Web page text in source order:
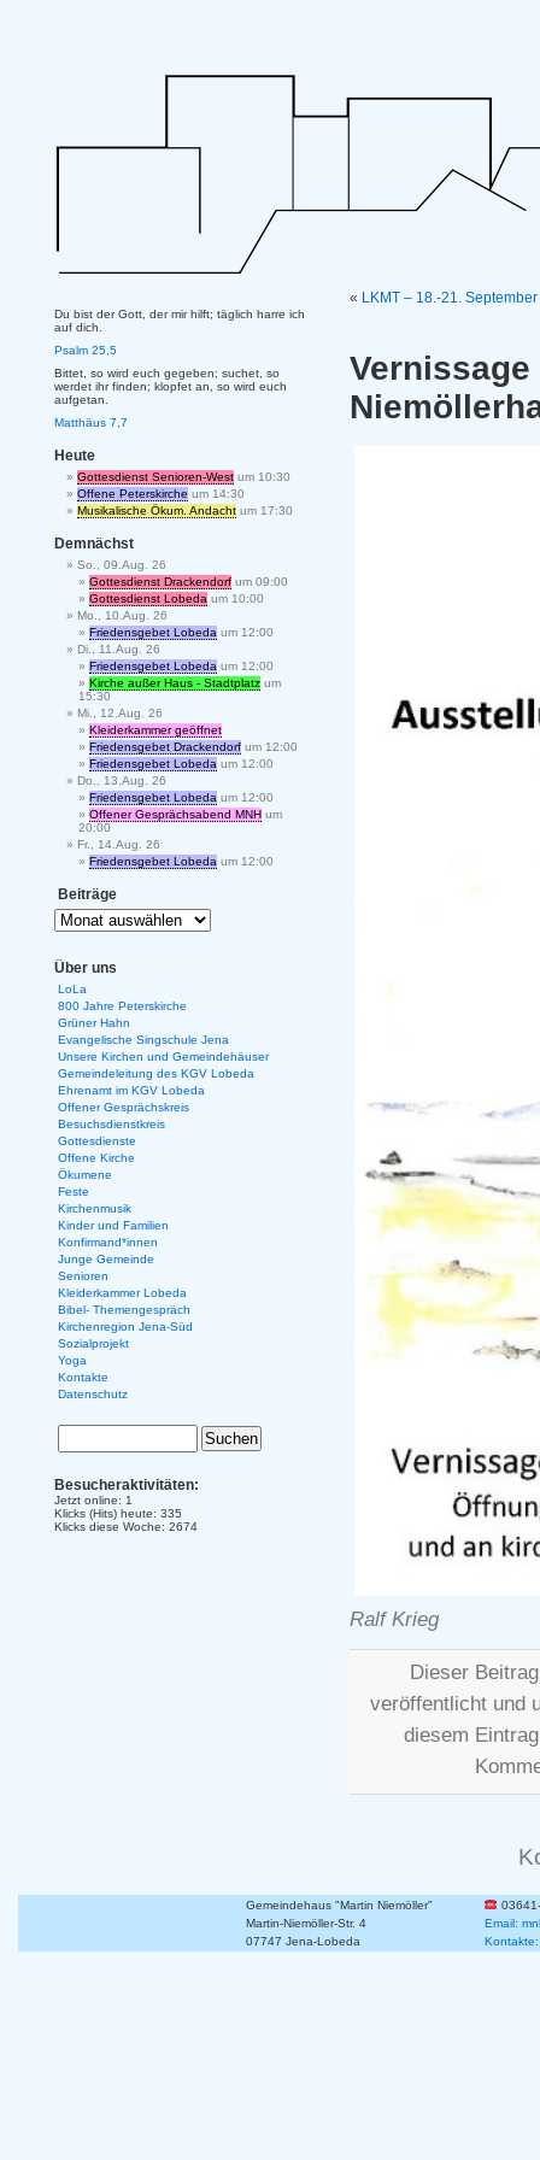
« LKMT – 18.-21.
Ralf Krieg
Dieser
veröffentlicht und
diesem
Du bist der Gott, der mir hilft; täglich harre ich
auf dich.
Psalm 25,5
Bittet, so wird euch gegeben; suchet, so
werdet ihr finden; klopfet an, so wird euch
aufgetan.
Matthäus 7,7
Heute
Gottesdienst Senioren-West um 10:30
Offene Peterskirche um 14:30
Musikalische Ökum. Andacht um 17:30
Demnächst
So., 09.Aug. 26
Gottesdienst Drackendorf um 09:00
Gottesdienst Lobeda um 10:00
Mo., 10.Aug. 26
Friedensgebet Lobeda um 12:00
Di., 11.Aug. 26
Friedensgebet Lobeda um 12:00
Kirche außer Haus - Stadtplatz um
15:30
Mi., 12.Aug. 26
Kleiderkammer geöffnet
Friedensgebet Drackendorf um 12:00
Friedensgebet Lobeda um 12:00
Do., 13.Aug. 26
Friedensgebet Lobeda um 12:00
Offener Gesprächsabend MNH um
20:00
Fr., 14.Aug. 26
Friedensgebet Lobeda um 12:00
Beiträge
Über uns
LoLa
800 Jahre Peterskirche
Grüner Hahn
Evangelische Singschule Jena
Unsere Kirchen und Gemeindehäuser
Gemeindeleitung des KGV Lobeda
Ehrenamt im KGV Lobeda
Offener Gesprächskreis
Besuchsdienstkreis
Gottesdienste
Offene Kirche
Ökumene
Feste
Kirchenmusik
Kinder und Familien
Konfirmand*innen
Junge Gemeinde
Senioren
Kleiderkammer Lobeda
Bibel- Themengespräch
Kirchenregion Jena-Süd
Sozialprojekt
Yoga
Kontakte
Datenschutz
Besucheraktivitäten:
Jetzt online: 1
Klicks (Hits) heute: 335
Klicks diese Woche: 2674
Gemeindehaus "Martin Niemöller"
Martin-Niemöller-Str. 4
Email:
07747 Jena-Lobeda